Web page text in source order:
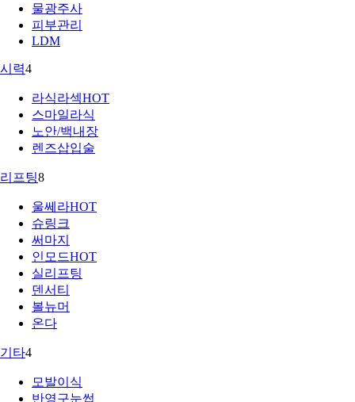
물광주사
피부관리
LDM
시력4
라식라섹HOT
스마일라식
노안/백내장
렌즈삽입술
리프팅8
울쎄라HOT
슈링크
써마지
인모드HOT
실리프팅
덴서티
볼뉴머
온다
기타4
모발이식
반영구눈썹